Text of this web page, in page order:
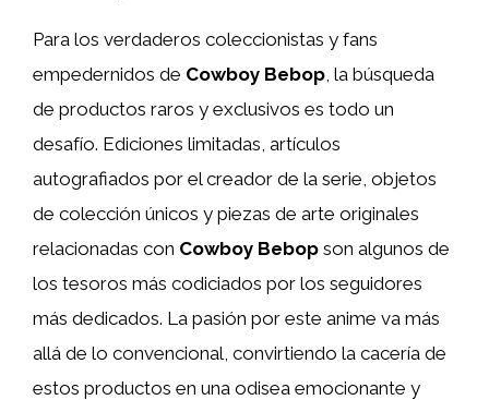
Para los verdaderos coleccionistas y fans
empedernidos de Cowboy Bebop, la búsqueda
de productos raros y exclusivos es todo un
desafío. Ediciones limitadas, artículos
autografiados por el creador de la serie, objetos
de colección únicos y piezas de arte originales
relacionadas con Cowboy Bebop son algunos de
los tesoros más codiciados por los seguidores
más dedicados. La pasión por este anime va más
allá de lo convencional, convirtiendo la cacería de
estos productos en una odisea emocionante y